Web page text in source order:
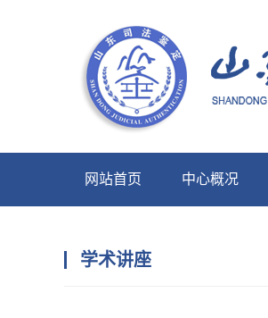
网站首页 中心概况
学术讲座